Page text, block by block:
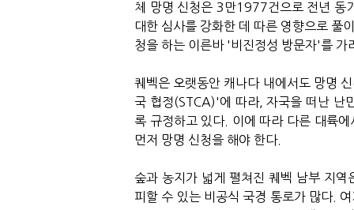
체 망명 신청은 3만1977건으로 전년 동
대한 심사를 강화한 데 따른 영향으로 풀
청을 하는 이른바 '비진정성 방문자'를 가
퀘벡은 오랫동안 캐나다 내에서도 망명
국 협정(STCA)'에 따라, 자국을 떠난 난
록 규정하고 있다. 이에 따라 다른 대륙
먼저 망명 신청을 해야 한다.
숲과 농지가 넓게 펼쳐진 퀘벡 남부 지
피할 수 있는 비공식 국경 통로가 많다.